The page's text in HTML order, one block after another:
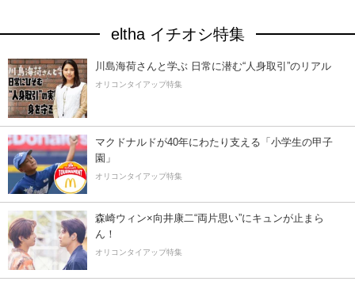
eltha イチオシ特集
川島海荷さんと学ぶ 日常に潜む“人身取引”のリアル
オリコンタイアップ特集
マクドナルドが40年にわたり支える「小学生の甲子
園」
オリコンタイアップ特集
森崎ウィン×向井康二“両片思い”にキュンが止まら
ん！
オリコンタイアップ特集